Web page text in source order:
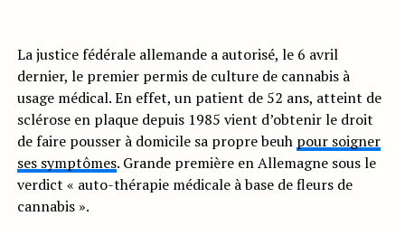
La justice fédérale allemande a autorisé, le 6 avril
dernier, le premier permis de culture de cannabis à
usage médical. En effet, un patient de 52 ans, atteint de
sclérose en plaque depuis 1985 vient d’obtenir le droit
de faire pousser à domicile sa propre beuh pour soigner
ses symptômes. Grande première en Allemagne sous le
verdict « auto-thérapie médicale à base de fleurs de
cannabis ».